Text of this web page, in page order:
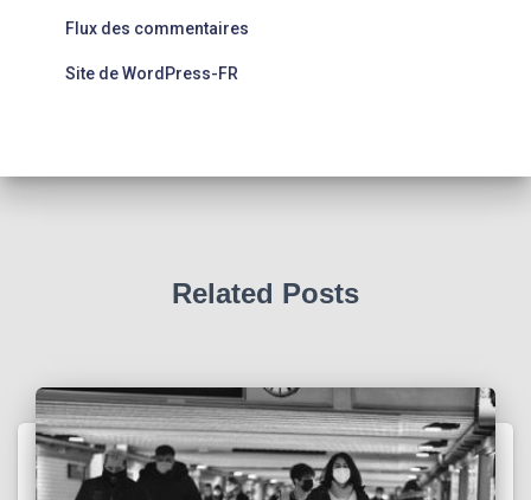
Flux des commentaires
Site de WordPress-FR
Related Posts